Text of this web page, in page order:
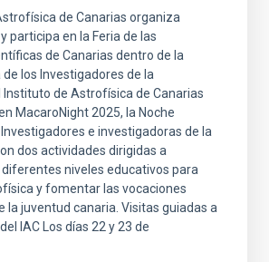
de Canarias organiza
participa en la Feria de las
de Canarias dentro de la
de los Investigadores de la
Instituto de Astrofísica de Canarias
MacaroNight 2025, la Noche
e investigadoras de la
dos actividades dirigidas a
niveles educativos para
y fomentar las vocaciones
la juventud canaria. Visitas guiadas a
IAC Los días 22 y 23 de